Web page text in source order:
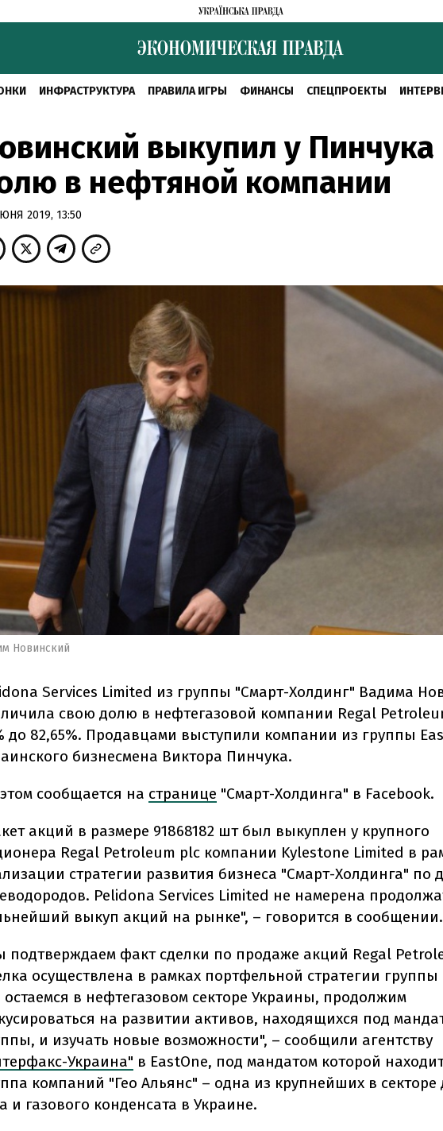
ИНФРАСТРУКТУРА ПРАВИЛА ИГРЫ ФИНАНСЫ СПЕЦПРОЕКТЫ
выкупил у Пинчука
в нефтяной компании
2019, 13:50
Новинский
Services Limited из группы "Смарт-Холдинг" Вадима
свою долю в нефтегазовой компании Regal
до 82,65%. Продавцами выступили компании из группы
бизнесмена Виктора Пинчука.
сообщается на странице "Смарт-Холдинга" в Facebook.
акций в размере 91868182 шт был выкуплен у крупного
Regal Petroleum plc компании Kylestone Limited в
стратегии развития бизнеса "Смарт-Холдинга" по
Pelidona Services Limited не намерена
выкуп акций на рынке", – говорится в сообщении.
подтверждаем факт сделки по продаже акций Regal
осуществлена в рамках портфельной стратегии группы
в нефтегазовом секторе Украины, продолжим
на развитии активов, находящихся под
и изучать новые возможности", – сообщили агентству
Украина" в EastOne, под мандатом которой
компаний "Гео Альянс" – одна из крупнейших в
и газового конденсата в Украине.